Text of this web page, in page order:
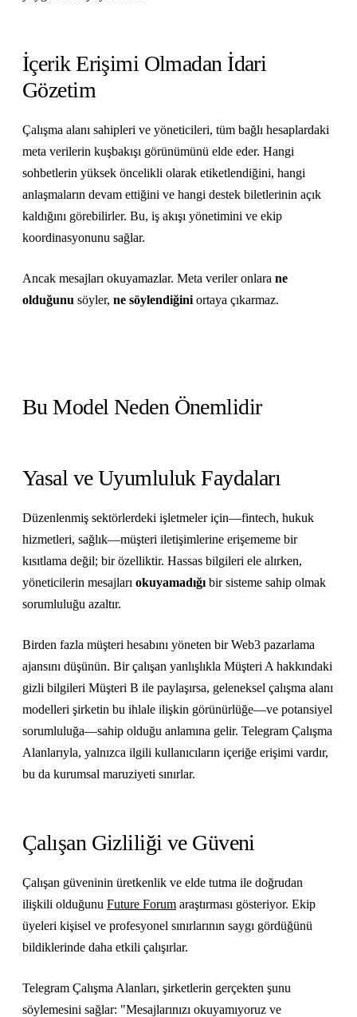
İçerik Erişimi Olmadan İdari
Gözetim
Çalışma alanı sahipleri ve yöneticileri, tüm bağlı hesaplardaki
meta verilerin kuşbakışı görünümünü elde eder. Hangi
sohbetlerin yüksek öncelikli olarak etiketlendiğini, hangi
anlaşmaların devam ettiğini ve hangi destek biletlerinin açık
kaldığını görebilirler. Bu, iş akışı yönetimini ve ekip
koordinasyonunu sağlar.
Ancak mesajları okuyamazlar. Meta veriler onlara ne
olduğunu söyler, ne söylendiğini ortaya çıkarmaz.
Bu Model Neden Önemlidir
Yasal ve Uyumluluk Faydaları
Düzenlenmiş sektörlerdeki işletmeler için—fintech, hukuk
hizmetleri, sağlık—müşteri iletişimlerine erişememe bir
kısıtlama değil; bir özelliktir. Hassas bilgileri ele alırken,
yöneticilerin mesajları okuyamadığı bir sisteme sahip olmak
sorumluluğu azaltır.
Birden fazla müşteri hesabını yöneten bir Web3 pazarlama
ajansını düşünün. Bir çalışan yanlışlıkla Müşteri A hakkındaki
gizli bilgileri Müşteri B ile paylaşırsa, geleneksel çalışma alanı
modelleri şirketin bu ihlale ilişkin görünürlüğe—ve potansiyel
sorumluluğa—sahip olduğu anlamına gelir. Telegram Çalışma
Alanlarıyla, yalnızca ilgili kullanıcıların içeriğe erişimi vardır,
bu da kurumsal maruziyeti sınırlar.
Çalışan Gizliliği ve Güveni
Çalışan güveninin üretkenlik ve elde tutma ile doğrudan
ilişkili olduğunu Future Forum araştırması gösteriyor. Ekip
üyeleri kişisel ve profesyonel sınırlarının saygı gördüğünü
bildiklerinde daha etkili çalışırlar.
Telegram Çalışma Alanları, şirketlerin gerçekten şunu
söylemesini sağlar: "Mesajlarınızı okuyamıyoruz ve